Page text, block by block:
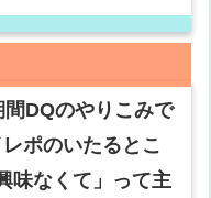
DQのやりこみで
ポのいたるとこ
味なくて」って主